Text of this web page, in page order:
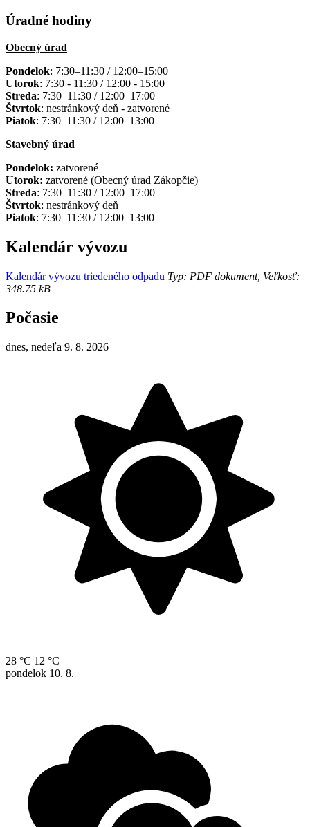
Úradné hodiny
Obecný úrad
Pondelok: 7:30–11:30 / 12:00–15:00
Utorok: 7:30 - 11:30 / 12:00 - 15:00
Streda: 7:30–11:30 / 12:00–17:00
Štvrtok: nestránkový deň - zatvorené
Piatok: 7:30–11:30 / 12:00–13:00
Stavebný úrad
Pondelok: zatvorené
Utorok: zatvorené (Obecný úrad Zákopčie)
Streda: 7:30–11:30 / 12:00–17:00
Štvrtok: nestránkový deň
Piatok: 7:30–11:30 / 12:00–13:00
Kalendár vývozu
Kalendár vývozu triedeného odpadu Typ: PDF dokument, Veľkosť:
348.75 kB
Počasie
dnes, nedeľa 9. 8. 2026
28 °C 12 °C
pondelok 10. 8.